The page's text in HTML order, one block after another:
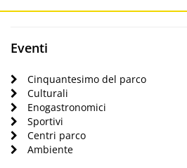
Eventi
Cinquantesimo del parco
Culturali
Enogastronomici
Sportivi
Centri parco
Ambiente